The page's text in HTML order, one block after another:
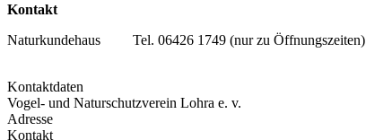
Kontakt
Naturkundehaus Tel. 06426 1749 (nur zu Öffnungszeiten)
Kontaktdaten
Vogel- und Naturschutzverein Lohra e. v.
Adresse
Kontakt